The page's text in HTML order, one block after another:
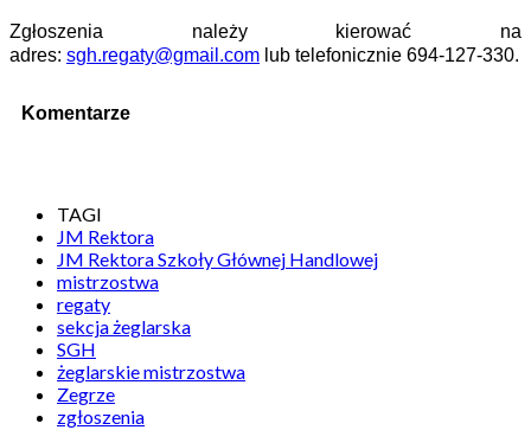
Zgłoszenia należy kierować na
adres: sgh.regaty@gmail.com lub telefonicznie 694-127-330.
Komentarze
TAGI
JM Rektora
JM Rektora Szkoły Głównej Handlowej
mistrzostwa
regaty
sekcja żeglarska
SGH
żeglarskie mistrzostwa
Zegrze
zgłoszenia